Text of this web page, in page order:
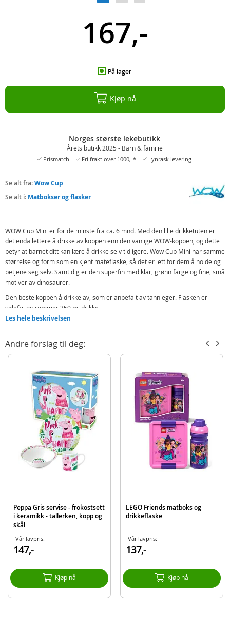
167,-
På lager
Kjøp nå
Norges største lekebutikk
Årets butikk 2025 - Barn & familie
Prismatch Fri frakt over 1000,-* Lynrask levering
Se alt fra:Wow Cup
Se alt i: Matbokser og flasker
WOW Cup Mini er for de minste fra ca. 6 mnd. Med den lille drikketuten er
det enda lettere å drikke av koppen enn den vanlige WOW-koppen, og dette
betyr at barnet ditt kan lære å drikke selv tidligere. Wow Cup Mini har samme
størrelse og form som en kjent mateflaske, så det er lett for dem å holde og
betjene seg selv. Samtidig er den superfin med klar, grønn farge og fine, små
motiver av dinosaurer.
Den beste koppen å drikke av, som er anbefalt av tannleger. Flasken er
sølefri, og rommer 350 ml drikke.
Inneholder:
1 reiselokk
Mål: 12 x 8 x 17 cm (LxBxH)
Rommer 350 ml
Farge: grønn
Alder: fra 6 mnd.
BPA- og PVC-fri
Produktdetaljer
Modell
Les hele beskrivelsen
Andre forslag til deg:
Peppa Gris servise - frokostsett
i keramikk - tallerken, kopp og
skål
Vår lavpris:
147,-
Kjøp nå
LEGO Friends matboks og
drikkeflaske
Vår lavpris:
137,-
Kjøp nå